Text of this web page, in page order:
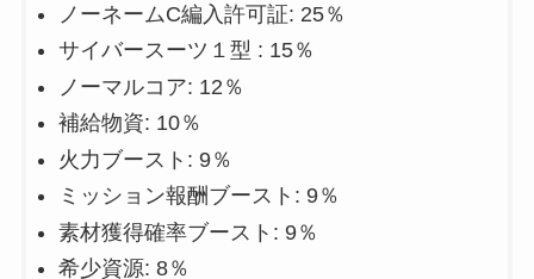
ノーネームC編入許可証: 25％
サイバースーツ１型 : 15％
ノーマルコア: 12％
補給物資: 10％
火力ブースト: 9％
ミッション報酬ブースト: 9％
素材獲得確率ブースト: 9％
希少資源: 8％